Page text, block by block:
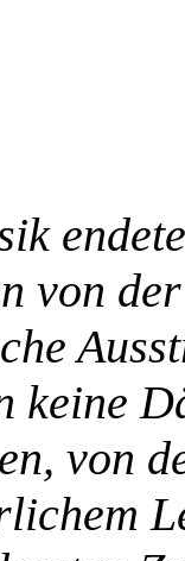
von
keine
von